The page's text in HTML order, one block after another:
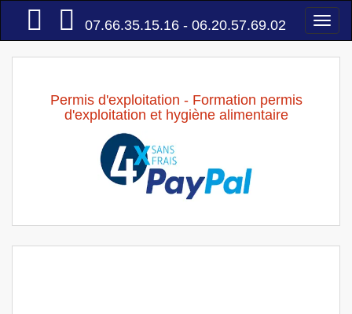
Accueil
07.66.35.15.16 - 06.20.57.69.02
Permis d'exploitation - Formation permis
d'exploitation et hygiène alimentaire